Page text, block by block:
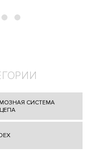
СИСТЕМА